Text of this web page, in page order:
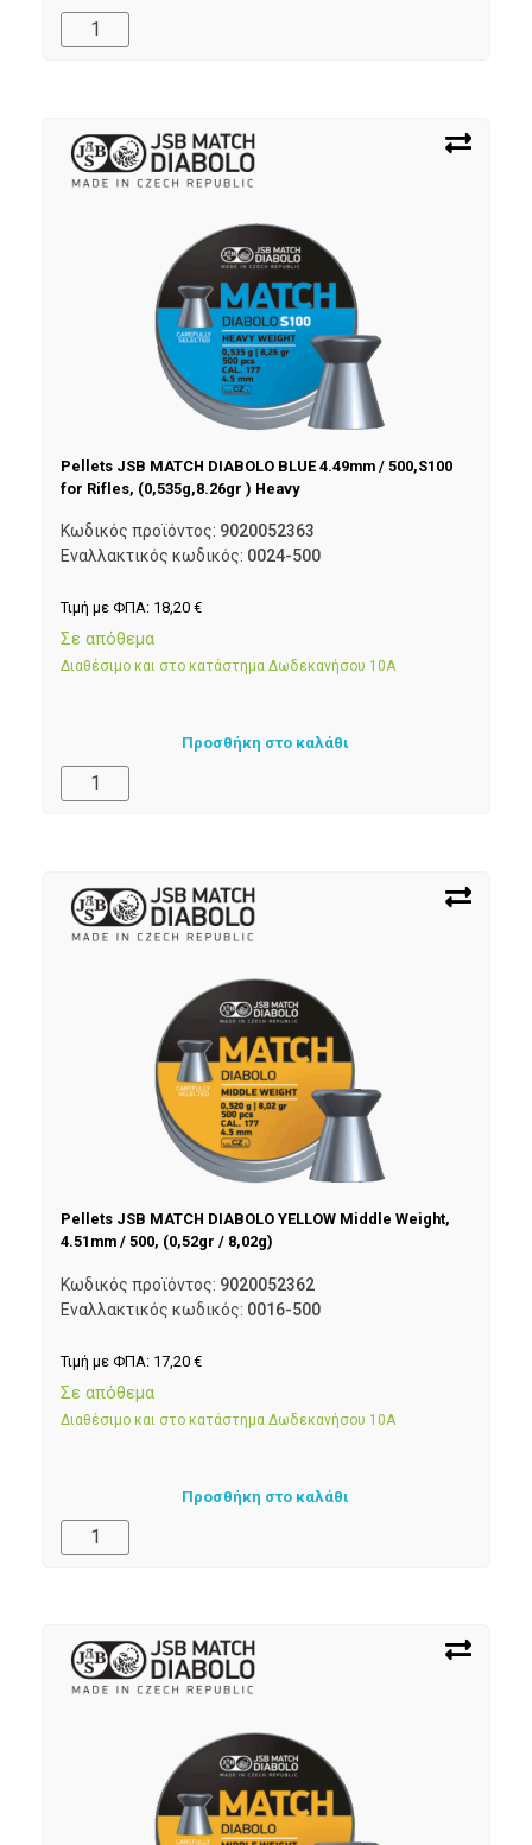
Pellets JSB MATCH DIABOLO BLUE 4.49mm / 500,S100
for Rifles, (0,535g,8.26gr ) Heavy
Κωδικός προϊόντος: 9020052363
Εναλλακτικός κωδικός: 0024-500
Τιμή με ΦΠΑ: 18,20 €
Σε απόθεμα
Διαθέσιμο και στο κατάστημα Δωδεκανήσου 10Α
Προσθήκη στο καλάθι
Pellets JSB MATCH DIABOLO YELLOW Middle Weight,
4.51mm / 500, (0,52gr / 8,02g)
Κωδικός προϊόντος: 9020052362
Εναλλακτικός κωδικός: 0016-500
Τιμή με ΦΠΑ: 17,20 €
Σε απόθεμα
Διαθέσιμο και στο κατάστημα Δωδεκανήσου 10Α
Προσθήκη στο καλάθι